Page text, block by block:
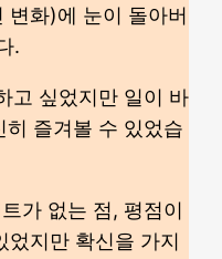
변화)에 눈이 돌아버
.
고 싶었지만 일이 바
즐겨볼 수 있었습
가 없는 점, 평점이
었지만 확신을 가지